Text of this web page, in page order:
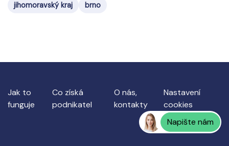
jihomoravský kraj brno
Jak to
funguje
Co získá
podnikatel
O nás,
kontakty
Nastavení
cookies
Napište nám